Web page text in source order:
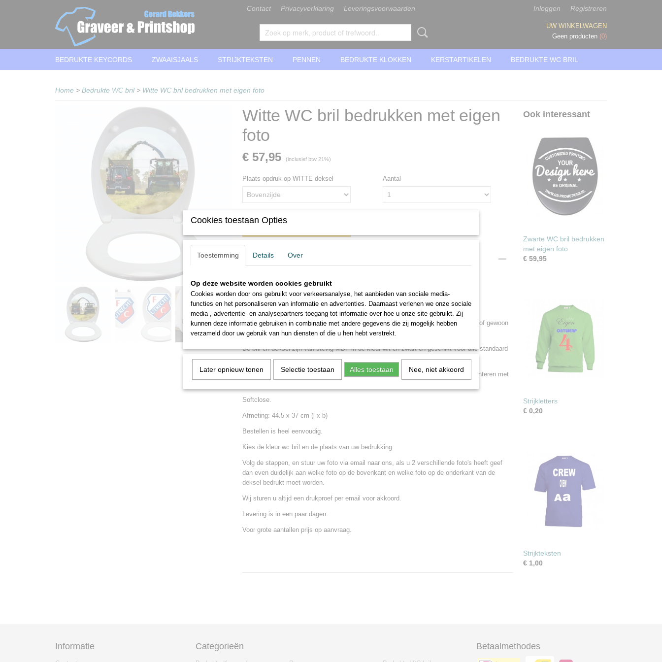
Contact Privacyverklaring Leveringsvoorwaarden Inloggen Registreren
UW WINKELWAGEN
Geen producten (0)
BEDRUKTE KEYCORDS ZWAAISJAALS STRIJKTEKSTEN PENNEN BEDRUKTE KLOKKEN KERSTARTIKELEN BEDRUKTE WC BRIL
Home > Bedrukte WC bril> Witte WC bril bedrukken met eigen foto
Witte WC bril bedrukken met eigen
foto
€ 57,95 (inclusief btw 21%)
Plaats opdruk op WITTE deksel Aantal
IN WINKELWAGEN
Omschrijving
Bij ons kan het al vanaf 1 stuk!
Wij bedrukken de deksel met de modernste techniek, dus GEEN stickers!
Of u nu een foto wil laten bedrukken van uw favotiete auto, motor, tractor, huisdier, of gewoon
een maffe foto, wijzorgen dat dit er super mooi uit komt te zien.
De bril en deksel zijn van stevig MDF in de kleur wit en zwart en geschikt voor alle standaard
toiletpotten.
De deksel en bril zijn beide 1.5 centimeter dik. De toiletbril is heel eenvoudig te monteren met
Softclose.
Afmeting: 44.5 x 37 cm (l x b)
Bestellen is heel eenvoudig.
Kies de kleur wc bril en de plaats van uw bedrukking.
Volg de stappen, en stuur uw foto via email naar ons, als u 2 verschillende foto's heeft geef
dan even duidelijk aan welke foto op de bovenkant en welke foto op de onderkant van de
deksel bedrukt moet worden.
Wij sturen u altijd een drukproef per email voor akkoord.
Levering is in een paar dagen.
Voor grote aantallen prijs op aanvraag.
Ook interessant
Zwarte WC bril bedrukken
met eigen foto
€ 59,95
Strijkletters
€ 0,20
Strijkteksten
€ 1,00
Informatie Categorieën Betaalmethodes
Cookies toestaan Opties
Toestemming Details Over
Op deze website worden cookies gebruikt
Cookies worden door ons gebruikt voor verkeersanalyse, het aanbieden van sociale media-
functies en het personaliseren van informatie en advertenties. Daarnaast verlenen we onze sociale
media-, advertentie- en analysepartners toegang tot informatie over hoe u onze site gebruikt. Zij
kunnen deze informatie gebruiken in combinatie met andere gegevens die zij mogelijk hebben
verzameld door uw gebruik van hun diensten of die u hen hebt verstrekt.
Later opnieuw tonen Selectie toestaan Alles toestaan Nee, niet akkoord